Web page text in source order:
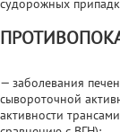
судорожных
— заболевания
сывороточной
активности